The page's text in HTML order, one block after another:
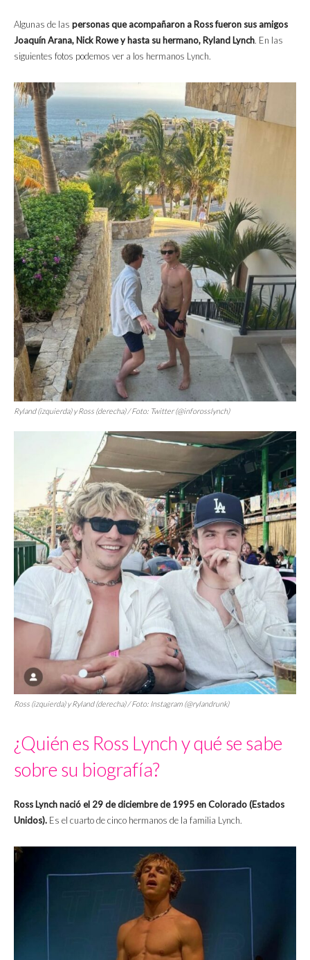
Algunas de las personas que acompañaron a Ross fueron sus amigos
Joaquín Arana, Nick Rowe y hasta su hermano, Ryland Lynch. En las
siguientes fotos podemos ver a los hermanos Lynch.
Ryland (izquierda) y Ross (derecha) / Foto: Twitter (@inforosslynch)
Ross (izquierda) y Ryland (derecha) / Foto: Instagram (@rylandrunk)
¿Quién es Ross Lynch y qué se sabe
sobre su biografía?
Ross Lynch nació el 29 de diciembre de 1995 en Colorado (Estados
Unidos). Es el cuarto de cinco hermanos de la familia Lynch.